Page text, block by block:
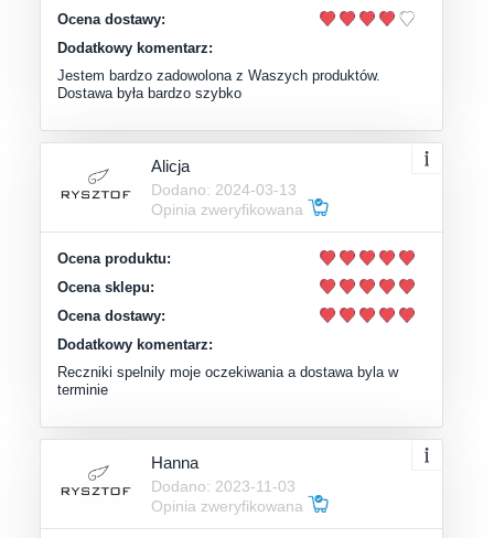
Ocena dostawy:
Dodatkowy komentarz:
Jestem bardzo zadowolona z Waszych produktów.
Dostawa była bardzo szybko
Alicja
Dodano: 2024-03-13
Opinia zweryfikowana
Ocena produktu:
Ocena sklepu:
Ocena dostawy:
Dodatkowy komentarz:
Reczniki spelnily moje oczekiwania a dostawa byla w
terminie
Hanna
Dodano: 2023-11-03
Opinia zweryfikowana